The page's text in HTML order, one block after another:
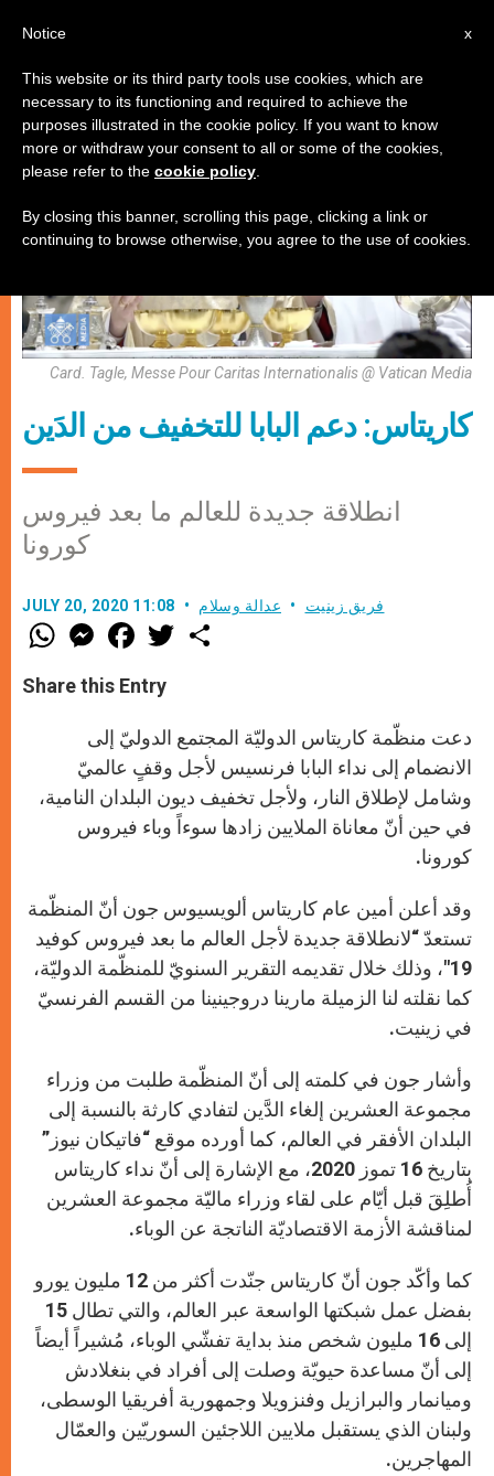
عدالة وسلام
Card. Tagle, Messe Pour Caritas Internationalis @ Vatican Media
كاريتاس: دعم البابا للتخفيف من الدَين
انطلاقة جديدة للعالم ما بعد فيروس
كورونا
JULY 20, 2020 11:08 فريق زينيت عدالة وسلام
W
h
t
s
M
e
s
e
g
e
r
F
a
e
b
o
k
w
r
Share this Entry
دعت منظّمة كاريتاس الدوليّة المجتمع الدوليّ إلى
الانضمام إلى نداء البابا فرنسيس لأجل وقفٍ عالميّ
وشامل لإطلاق النار، ولأجل تخفيف ديون البلدان النامية،
في حين أنّ معاناة الملايين زادها سوءاً وباء فيروس
كورونا.
وقد أعلن أمين عام كاريتاس ألويسيوس جون أنّ المنظّمة
تستعدّ “لانطلاقة جديدة لأجل العالم ما بعد فيروس كوفيد
19″، وذلك خلال تقديمه التقرير السنويّ للمنظّمة الدوليّة،
كما نقلته لنا الزميلة مارينا دروجينينا من القسم الفرنسيّ
في زينيت.
وأشار جون في كلمته إلى أنّ المنظّمة طلبت من وزراء
مجموعة العشرين إلغاء الدَّين لتفادي كارثة بالنسبة إلى
البلدان الأفقر في العالم، كما أورده موقع “فاتيكان نيوز”
بتاريخ 16 تموز 2020، مع الإشارة إلى أنّ نداء كاريتاس
أُطلِقَ قبل أيّام على لقاء وزراء ماليّة مجموعة العشرين
لمناقشة الأزمة الاقتصاديّة الناتجة عن الوباء.
كما وأكّد جون أنّ كاريتاس جنّدت أكثر من 12 مليون يورو
بفضل عمل شبكتها الواسعة عبر العالم، والتي تطال 15
إلى 16 مليون شخص منذ بداية تفشّي الوباء، مُشيراً أيضاً
إلى أنّ مساعدة حيويّة وصلت إلى أفراد في بنغلادش
وميانمار والبرازيل وفنزويلا وجمهورية أفريقيا الوسطى،
ولبنان الذي يستقبل ملايين اللاجئين السوريّين والعمّال
المهاجرين.
x
Notice
This website or its third party tools use cookies, which are
necessary to its functioning and required to achieve the
purposes illustrated in the cookie policy. If you want to know
more or withdraw your consent to all or some of the cookies,
please refer to the cookie policy
By closing this banner, scrolling this page, clicking a link or
continuing to browse otherwise, you agree to the use of cookies.